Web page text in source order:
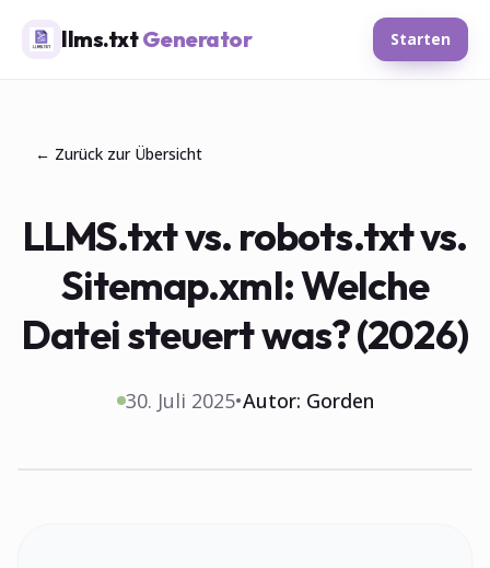
llms.txtGenerator Starten
← Zurück zur Übersicht
LLMS.txt vs. robots.txt vs.
Sitemap.xml: Welche
Datei steuert was? (2026)
30. Juli 2025•Autor: Gorden